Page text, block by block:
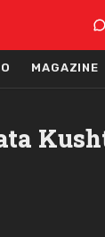
MAGAZINE